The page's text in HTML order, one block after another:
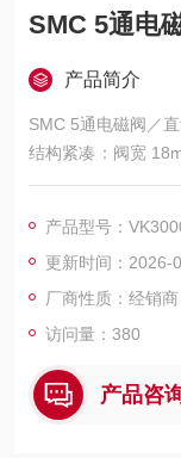
SMC 5通电
产品简介
SMC 5通电磁阀／
结构紧凑：阀宽
管型还是带底板配
材质特殊：与流体
格要求，可用于
合。
产品型号：
更新时间：2026-
厂商性质：经销商
访问量：380
产品咨